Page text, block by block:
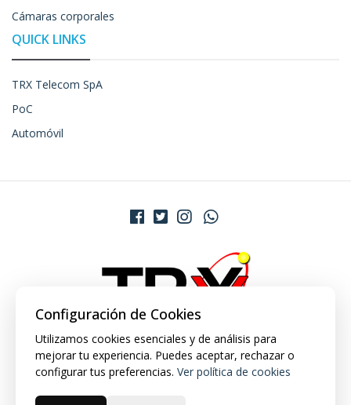
Cámaras corporales
QUICK LINKS
TRX Telecom SpA
PoC
Automóvil
Configuración de Cookies
Utilizamos cookies esenciales y de análisis para
mejorar tu experiencia. Puedes aceptar, rechazar o
configurar tus preferencias. Ver política de cookies